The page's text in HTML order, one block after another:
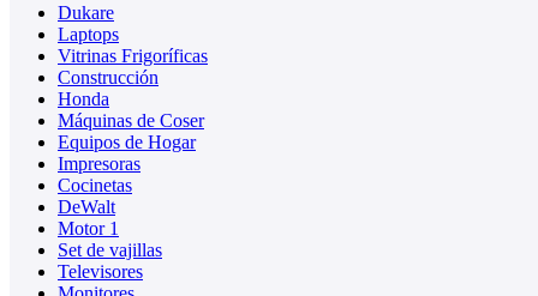
Dukare
Laptops
Vitrinas Frigoríficas
Construcción
Honda
Máquinas de Coser
Equipos de Hogar
Impresoras
Cocinetas
DeWalt
Motor 1
Set de vajillas
Televisores